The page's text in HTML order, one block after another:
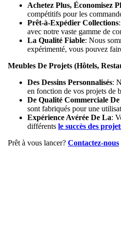
Achetez Plus, Économisez
compétitifs pour les
Prêt-à-Expédier Collections
avec notre vaste gamme de
La Qualité Fiable: Nous
expérimenté, vous pouvez
Meubles De Projets (Hôtels,
Des Dessins Personnalisés:
en fonction de vos projets de
De Qualité Commerciale
sont fabriqués pour une
Expérience Avérée De La:
différents le succès des
Prêt à vous lancer? Contactez-nous